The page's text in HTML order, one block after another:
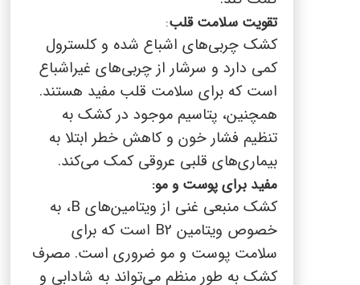
تقویت سلامت قلب:
کشک چربی‌های اشباع شده و کلسترول
کمی دارد و سرشار از چربی‌های غیراشباع
است که برای سلامت قلب مفید هستند.
همچنین، پتاسیم موجود در کشک به
تنظیم فشار خون و کاهش خطر ابتلا به
بیماری‌های قلبی عروقی کمک می‌کند.
مفید برای پوست و مو:
کشک منبعی غنی از ویتامین‌های B، به
خصوص ویتامین B2 است که برای
سلامت پوست و مو ضروری است. مصرف
کشک به طور منظم می‌تواند به شادابی و